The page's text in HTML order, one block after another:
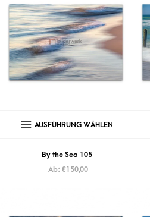
AUSFÜHRUNG WÄHLEN
By the Sea 105
Ab: €150,00